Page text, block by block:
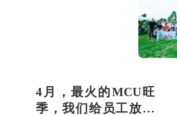
4月，最火的MCU旺
季，我们给员工放了